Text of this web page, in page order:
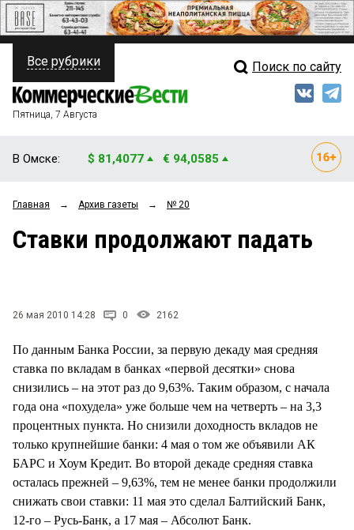
ПОЛИТИКА
ФИНАНСЫ
ОБЩЕСТВО
ЗАКОН
ПРОИСШЕСТВИЯ
СТИЛЬ ЖИЗНИ
Свежий выпуск
Рейтинги
Все рубрики Поиск по сайту
Пятница, 7 Августа
В Омске: $ 81,4077 € 94,0585
Главная → Архив газеты → № 20
Ставки продолжают падать
26 мая 2010 14:28 0 2162
По данным Банка России, за первую декаду мая средняя
ставка по вкладам в банках «первой десятки» снова
снизились – на этот раз до 9,63%. Таким образом, с начала
года она «похудела» уже больше чем на четверть – на 3,3
процентных пункта. Но снизили доходность вкладов не
только крупнейшие банки: 4 мая о том же объявили АК
БАРС и Хоум Кредит. Во второй декаде средняя ставка
осталась прежней – 9,63%, тем не менее банки продолжили
снижать свои ставки: 11 мая это сделал Балтийский Банк,
12-го – Русь-Банк, а 17 мая – Абсолют Банк.